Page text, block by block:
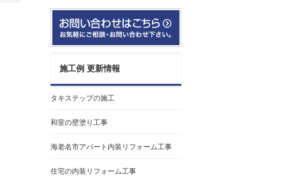
施工例 更新情報
タキステップの施工
和室の壁塗り工事
海老名市アパート内装リフォーム工事
住宅の内装リフォーム工事